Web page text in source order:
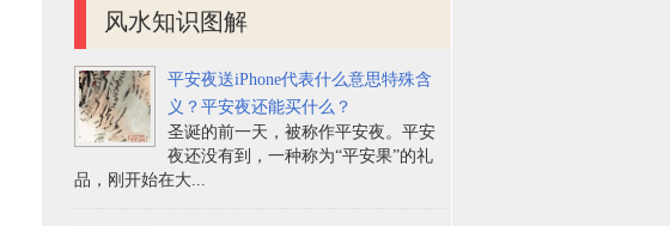
风水知识图解
平安夜送iPhone代表什么意思特殊含
义？平安夜还能买什么？
圣诞的前一天，被称作平安夜。平安
夜还没有到，一种称为“平安果”的礼
品，刚开始在大...